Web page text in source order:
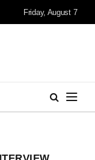
Friday, August 7